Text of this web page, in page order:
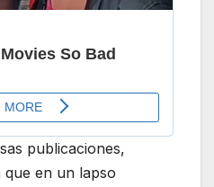
publicaciones,
que en un lapso